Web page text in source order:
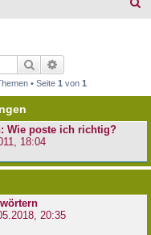
e
Suche
• Seite 1 von 1
Wie poste ich richtig?
18:04
20:35